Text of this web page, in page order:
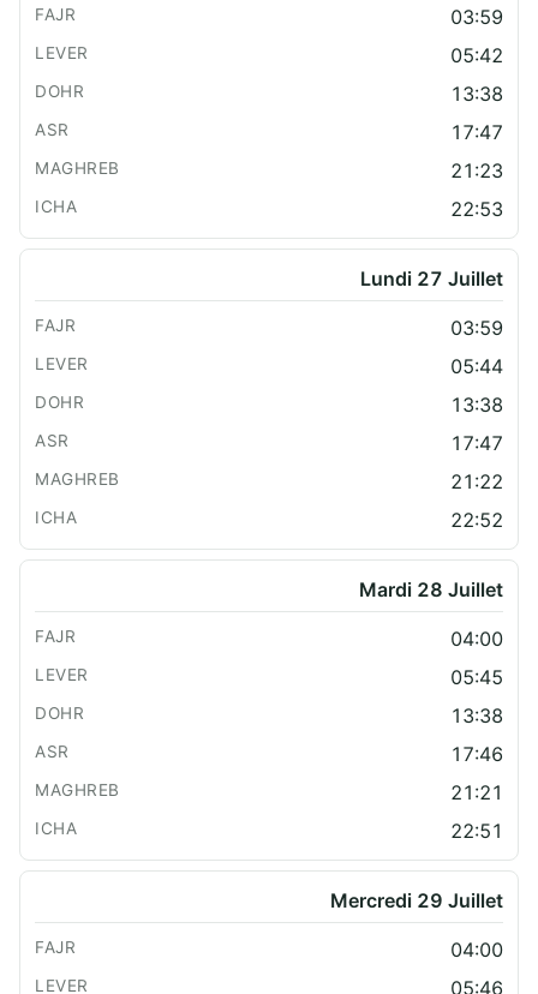
03:59
05:42
13:38
17:47
21:23
22:53
Lundi 27 Juillet
03:59
05:44
13:38
17:47
21:22
22:52
Mardi 28 Juillet
04:00
05:45
13:38
17:46
21:21
22:51
Mercredi 29 Juillet
04:00
05:46